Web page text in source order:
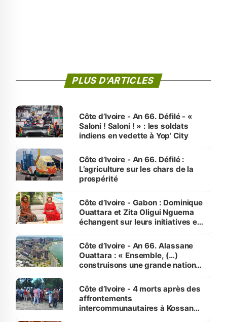
PLUS D'ARTICLES
Côte d’Ivoire - An 66. Défilé - «
Saloni ! Saloni ! » : les soldats
indiens en vedette à Yop’ City
Côte d’Ivoire - An 66. Défilé :
L’agriculture sur les chars de la
prospérité
Côte d’Ivoire - Gabon : Dominique
Ouattara et Zita Oligui Nguema
échangent sur leurs initiatives en
enfants
Côte d’Ivoire - An 66. Alassane
Ouattara : « Ensemble, (…)
construisons une grande nation
générations futures »
Côte d’Ivoire - 4 morts après des
affrontements
intercommunautaires à Kossandji